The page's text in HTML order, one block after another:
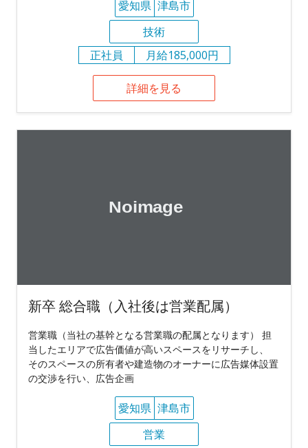
愛知県 津島市
技術
正社員
月給185,000円
詳細を見る
新卒 総合職（入社後は営業配属）
営業職（当社の基幹となる営業職の配属となります） 担
当したエリアで広告価値が高いスペースをリサーチし、
そのスペースの所有者や建造物のオーナーに広告媒体設置
の交渉を行い、広告企画
愛知県 津島市
営業